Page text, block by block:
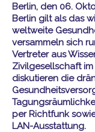
Berlin, den 06.
Berlin gilt als das
weltweite
versammeln sich
Vertreter aus
Zivilgesellschaft
diskutieren die
per Richtfunk
LAN-Ausstattung.